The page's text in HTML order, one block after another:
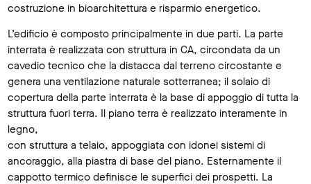
costruzione in bioarchitettura e risparmio energetico.
L’edificio è composto principalmente in due parti. La parte
interrata è realizzata con struttura in CA, circondata da un
cavedio tecnico che la distacca dal terreno circostante e
genera una ventilazione naturale sotterranea; il solaio di
copertura della parte interrata è la base di appoggio di tutta la
struttura fuori terra. Il piano terra è realizzato interamente in
legno,
con struttura a telaio, appoggiata con idonei sistemi di
ancoraggio, alla piastra di base del piano. Esternamente il
cappotto termico definisce le superfici dei prospetti. La